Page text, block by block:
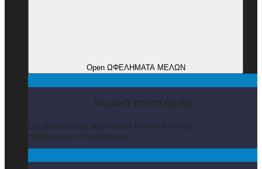
Open ΩΦΕΛΗΜΑΤΑ ΜΕΛΩΝ
Νομική Υποστήριξη
Συμβουλευτική και νομική βοήθεια στους
ποδοσφαιριστές/μέλη μας